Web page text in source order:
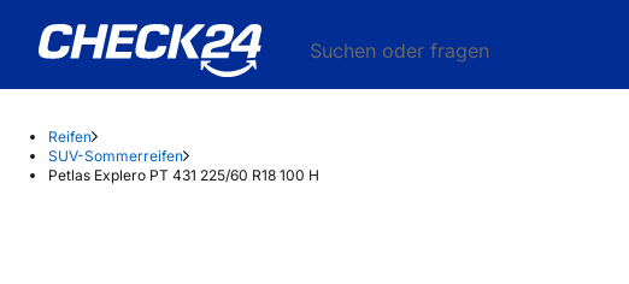
Suchen oder fragen
Reifen
SUV-Sommerreifen
Petlas Explero PT 431 225/60 R18 100 H